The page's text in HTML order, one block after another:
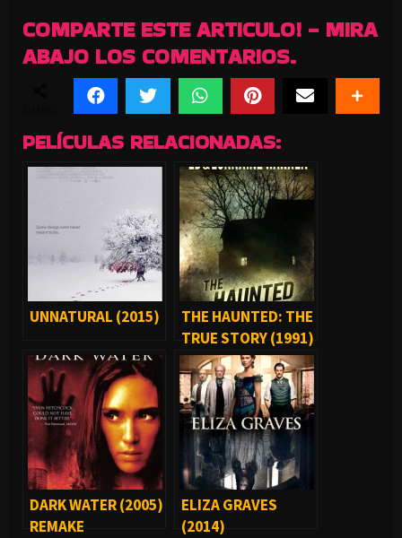
COMPARTE ESTE ARTICULO! - MIRA
ABAJO LOS COMENTARIOS.
PELÍCULAS RELACIONADAS:
UNNATURAL (2015)
THE HAUNTED: THE
TRUE STORY (1991)
DARK WATER (2005)
REMAKE
ELIZA GRAVES
(2014)